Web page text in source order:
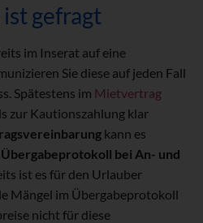
ist gefragt
im Inserat auf eine
Sie diese auf jeden Fall
Spätestens im Mietvertrag
zur Kautionszahlung klar
kann es
Übergabeprotokoll bei An- und
ist es für den Urlauber
Mängel im Übergabeprotokoll
nicht für diese